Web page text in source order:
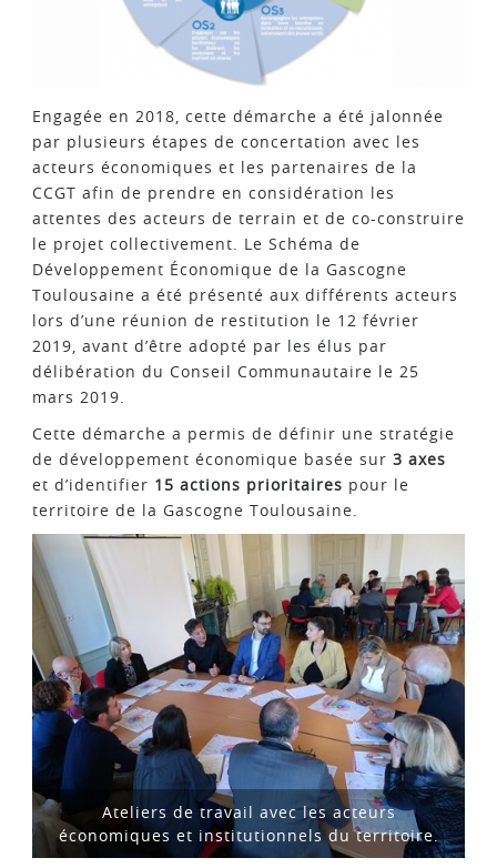
Engagée en 2018, cette démarche a été jalonnée
par plusieurs étapes de concertation avec les
acteurs économiques et les partenaires de la
CCGT afin de prendre en considération les
attentes des acteurs de terrain et de co-construire
le projet collectivement. Le Schéma de
Développement Économique de la Gascogne
Toulousaine a été présenté aux différents acteurs
lors d’une réunion de restitution le 12 février
2019, avant d’être adopté par les élus par
délibération du Conseil Communautaire le 25
mars 2019.
Cette démarche a permis de définir une stratégie
de développement économique basée sur 3 axes
et d’identifier 15 actions prioritaires pour le
territoire de la Gascogne Toulousaine.
Ateliers de travail avec les acteurs
économiques et institutionnels du territoire.